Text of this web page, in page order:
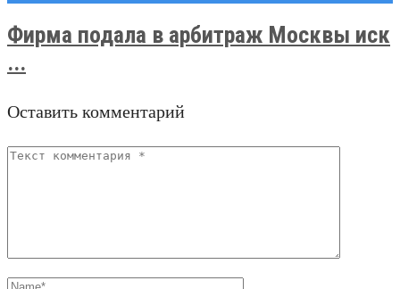
Фирма подала в арбитраж Москвы иск
...
Оставить комментарий